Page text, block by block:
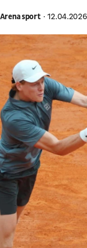
sport 12.04.2026